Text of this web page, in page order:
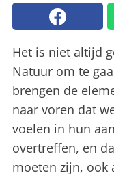
Het is niet altijd
Natuur om te
brengen de
naar voren dat
voelen in hun
overtreffen, en
moeten zijn, ook